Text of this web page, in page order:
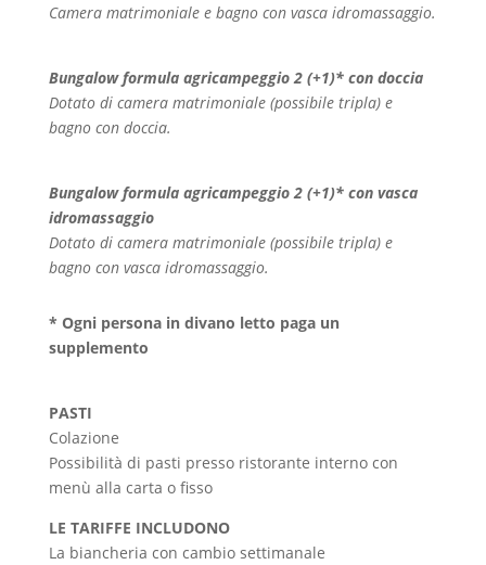
Camera matrimoniale e bagno con vasca idromassaggio.
Bungalow formula agricampeggio 2 (+1)* con doccia
Dotato di camera matrimoniale (possibile tripla) e
bagno con doccia.
Bungalow formula agricampeggio 2 (+1)* con vasca
idromassaggio
Dotato di camera matrimoniale (possibile tripla) e
bagno con vasca idromassaggio.
* Ogni persona in divano letto paga un
supplemento
PASTI
Colazione
Possibilità di pasti presso ristorante interno con
menù alla carta o fisso
LE TARIFFE INCLUDONO
La biancheria con cambio settimanale